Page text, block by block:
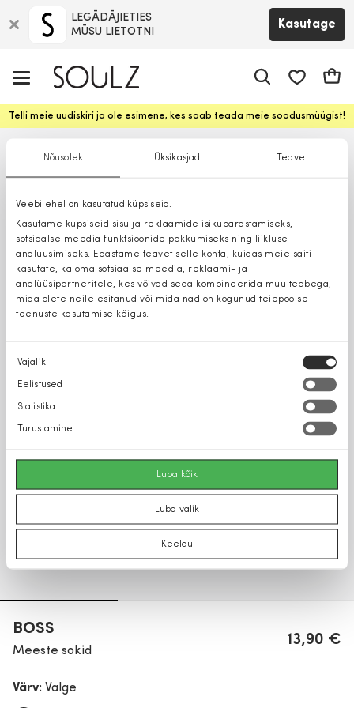
Nõusolek Üksikasjad Teave
Veebilehel on kasutatud küpsiseid.
Kasutame küpsiseid sisu ja reklaamide isikupärastamiseks,
sotsiaalse meedia funktsioonide pakkumiseks ning liikluse
analüüsimiseks. Edastame teavet selle kohta, kuidas meie saiti
kasutate, ka oma sotsiaalse meedia, reklaami- ja
analüüsipartneritele, kes võivad seda kombineerida muu teabega,
mida olete neile esitanud või mida nad on kogunud teiepoolse
teenuste kasutamise käigus.
Nõusoleku
valik
Vajalik
Eelistused
Statistika
Turustamine
Luba kõik
Luba valik
Keeldu
LEGĀDĀJIETIES
MŪSU LIETOTNI
Kasutage
Telli meie uudiskiri ja ole esimene, kes saab teada meie soodusmüügist!
BOSS
Meeste sokid
13,90 €
Värv: Valge